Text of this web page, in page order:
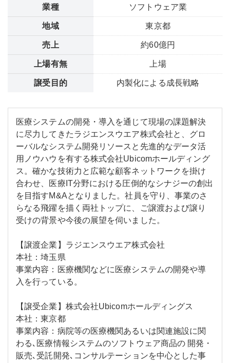
業種 ソフトウェア業
地域 東京都
売上 約60億円
上場有無 上場
譲受目的 内製化による成長戦略
医療システムの開発・導入を通じて現場の課題解決
に尽力してきたラジエンスウエア株式会社と、グロ
ーバルなシステム開発リソースと先進的なデータ活
用ノウハウを有する株式会社Ubicomホールディング
ス。確かな技術力と広範な顧客ネットワークを掛け
合わせ、医療IT分野における圧倒的なシナジーの創出
を目指すM&Aとなりました。社員を守り、事業のさ
らなる飛躍を描く両社トップに、ご譲渡および譲り
受けの背景や今後の展望を伺いました。
【譲渡企業】ラジエンスウエア株式会社
本社：埼玉県
事業内容：医療機関などに医療システムの開発や導
入を行っている。
【譲受企業】株式会社Ubicomホールディングス
本社：東京都
事業内容：病院等の医療機関あるいは関連施設に関
わる､医療情報システムのソフトウェア商品の 開発・
販売､受託開発､コンサルテーションを中心とした事